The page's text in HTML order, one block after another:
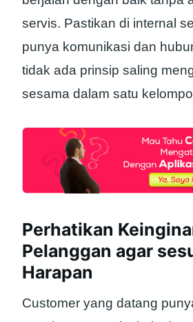
servis. Pastikan di internal
punya komunikasi dan
tidak ada prinsip saling
sesama dalam satu
Perhatikan
Pelanggan agar
Harapan
Customer yang datang